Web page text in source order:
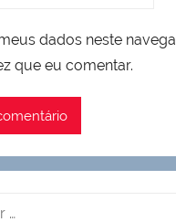
dados neste
que eu comentar.